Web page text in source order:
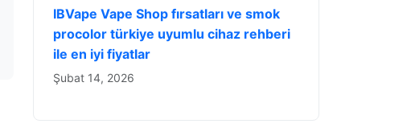
IBVape Vape Shop fırsatları ve smok
procolor türkiye uyumlu cihaz rehberi
ile en iyi fiyatlar
Şubat 14, 2026